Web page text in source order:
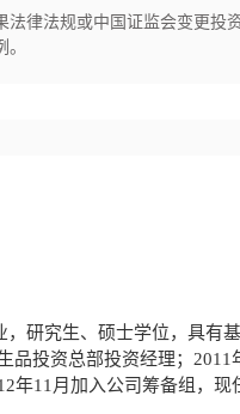
律法规或中国证监会变更投
研究生、硕士学位，具有基
品投资总部投资经理；2011
年11月加入公司筹备组，现